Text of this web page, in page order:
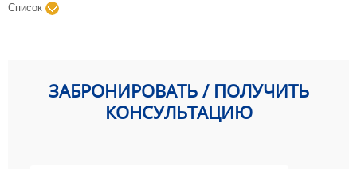
Список
ЗАБРОНИРОВАТЬ / ПОЛУЧИТЬ
КОНСУЛЬТАЦИЮ